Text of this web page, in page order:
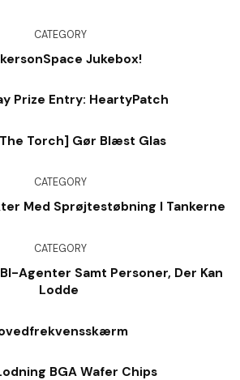
CATEGORY
Jukebox!
Prize Entry: HeartyPatch
Torch] Gør Blæst Glas
CATEGORY
Med Sprøjtestøbning I Tankerne
CATEGORY
Agenter Samt Personer, Der Kan
Lodde
BGA Wafer Chips